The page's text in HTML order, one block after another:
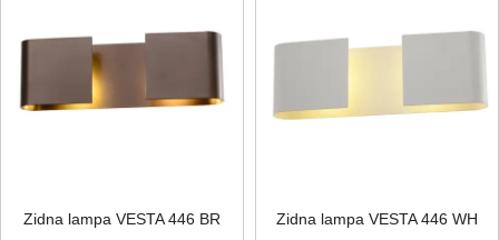
Zidna lampa VESTA 446 BR Zidna lampa VESTA 446 WH